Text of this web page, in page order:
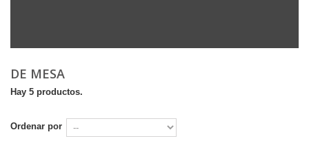
DE MESA
Hay 5 productos.
Ordenar por